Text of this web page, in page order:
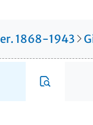
1868-1943